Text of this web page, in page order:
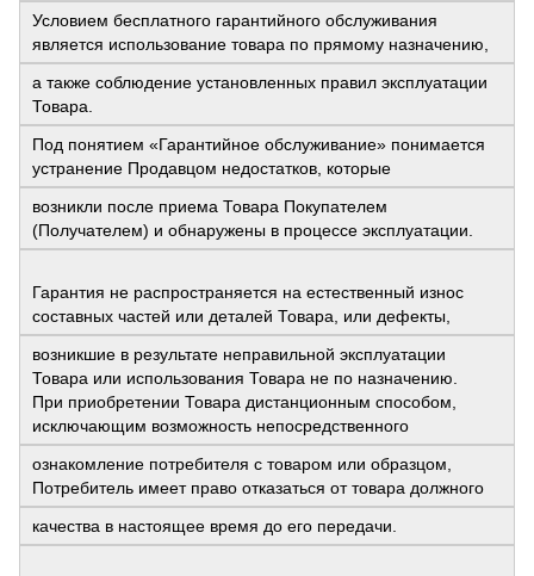
Условием бесплатного гарантийного обслуживания
является использование товара по прямому назначению,
а также соблюдение установленных правил эксплуатации
Товара.
Под понятием «Гарантийное обслуживание» понимается
устранение Продавцом недостатков, которые
возникли после приема Товара Покупателем
(Получателем) и обнаружены в процессе эксплуатации.
Гарантия не распространяется на естественный износ
составных частей или деталей Товара, или дефекты,
возникшие в результате неправильной эксплуатации
Товара или использования Товара не по назначению.
При приобретении Товара дистанционным способом,
исключающим возможность непосредственного
ознакомление потребителя с товаром или образцом,
Потребитель имеет право отказаться от товара должного
качества в настоящее время до его передачи.